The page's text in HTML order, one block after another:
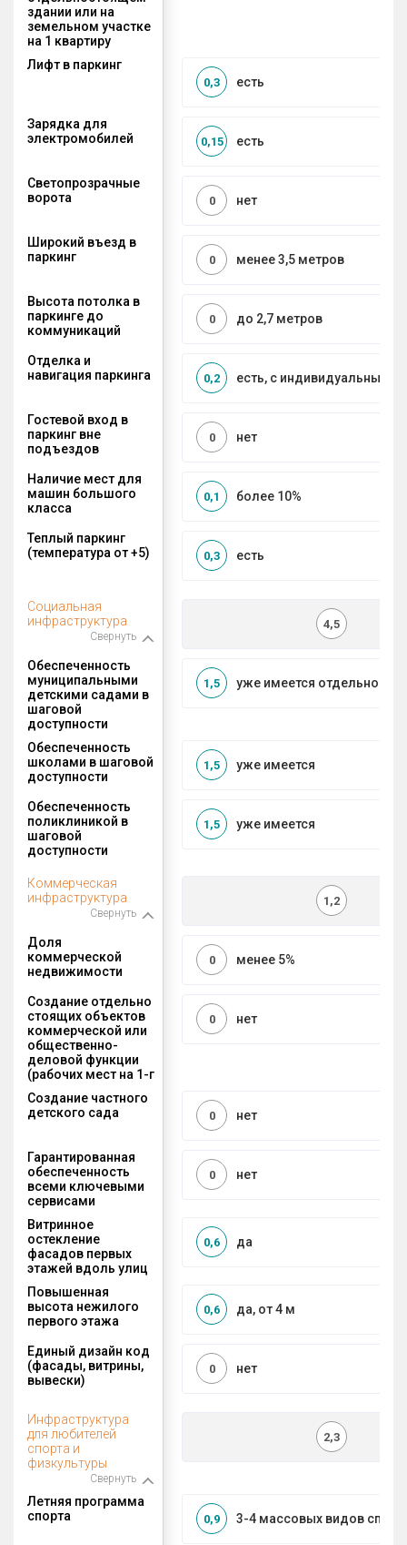
здании или на
земельном участке
на 1 квартиру
Лифт в паркинг
есть
0,3
Зарядка для
электромобилей
есть
0,15
Светопрозрачные
ворота
нет
0
Широкий въезд в
паркинг
менее 3,5 метров
0
Высота потолка в
паркинге до
коммуникаций
до 2,7 метров
0
Отделка и
навигация паркинга
есть, с индивидуальным
0,2
Гостевой вход в
паркинг вне
подъездов
нет
0
Наличие мест для
машин большого
класса
более 10%
0,1
Теплый паркинг
(температура от +5)
есть
0,3
Социальная
инфраструктура
Свернуть
4,5
Обеспеченность
муниципальными
детскими садами в
шаговой
доступности
уже имеется
1,5
Обеспеченность
школами в шаговой
доступности
уже имеется
1,5
Обеспеченность
поликлиникой в
шаговой
доступности
уже имеется
1,5
Коммерческая
инфраструктура
Свернуть
1,2
Доля
коммерческой
недвижимости
менее 5%
0
Создание отдельно
стоящих объектов
коммерческой или
общественно-
деловой функции
(рабочих мест на 1-г
нет
0
Создание частного
детского сада
нет
0
Гарантированная
обеспеченность
всеми ключевыми
сервисами
нет
0
Витринное
остекление
фасадов первых
этажей вдоль улиц
да
0,6
Повышенная
высота нежилого
первого этажа
да, от 4 м
0,6
Единый дизайн код
(фасады, витрины,
вывески)
нет
0
Инфраструктура
для любителей
спорта и
физкультуры
Свернуть
2,3
Летняя программа
спорта
3-4 массовых видов
0,9